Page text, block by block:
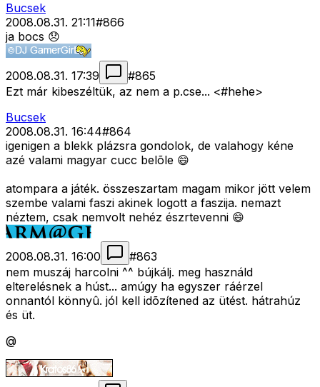
Bucsek
2008.08.31. 21:11#866
ja bocs 😞
2008.08.31. 17:39 #865
Ezt már kibeszéltük, az nem a p.cse... <#hehe>
Bucsek
2008.08.31. 16:44#864
igenigen a blekk plázsra gondolok, de valahogy kéne
azé valami magyar cucc belõle 😄
atompara a játék. összeszartam magam mikor jött velem
szembe valami faszi akinek logott a faszija. nemazt
néztem, csak nemvolt nehéz észrtevenni 😄
2008.08.31. 16:00 #863
nem muszáj harcolni ^^ bújkálj. meg használd
elterelésnek a húst... amúgy ha egyszer ráérzel
onnantól könnyû. jól kell idõzítened az ütést. hátrahúz
és üt.
@